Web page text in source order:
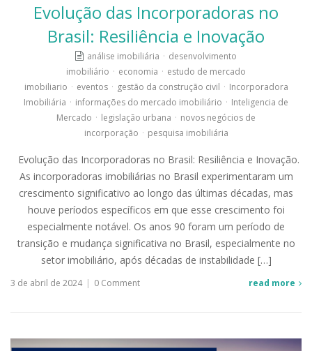
Evolução das Incorporadoras no
Brasil: Resiliência e Inovação
análise imobiliária · desenvolvimento
imobiliário · economia · estudo de mercado
imobiliario · eventos · gestão da construção civil · Incorporadora
Imobiliária · informações do mercado imobiliário · Inteligencia de
Mercado · legislação urbana · novos negócios de
incorporação · pesquisa imobiliária
Evolução das Incorporadoras no Brasil: Resiliência e Inovação.
As incorporadoras imobiliárias no Brasil experimentaram um
crescimento significativo ao longo das últimas décadas, mas
houve períodos específicos em que esse crescimento foi
especialmente notável. Os anos 90 foram um período de
transição e mudança significativa no Brasil, especialmente no
setor imobiliário, após décadas de instabilidade […]
3 de abril de 2024 0 Comment read more